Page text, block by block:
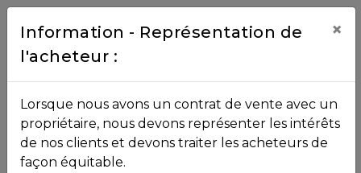
Contact
NOS
PROPRIÉTÉS
Toutes les propriétés
, , ,
Information - Représentation de
l'acheteur :
×
Lorsque nous avons un contrat de vente avec un
propriétaire, nous devons représenter les intérêts
de nos clients et devons traiter les acheteurs de
façon équitable.